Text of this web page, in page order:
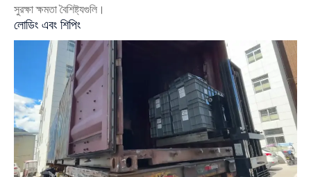
সুরক্ষা ক্ষমতা বৈশিষ্ট্যগুলি।
লোডিং এবং শিপিং